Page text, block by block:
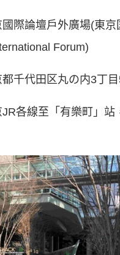
際論壇戶外廣場(東京
Forum)
千代田区丸の内3丁
各線至「有樂町」站